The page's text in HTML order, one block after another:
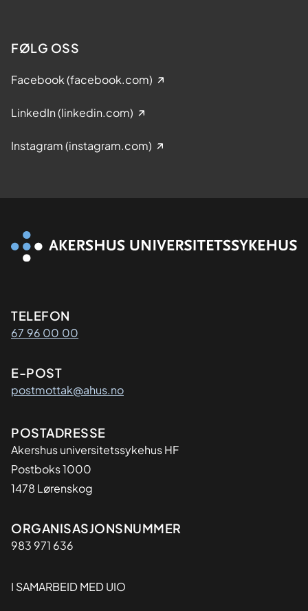
FØLG OSS
Facebook (facebook.com)
LinkedIn (linkedin.com)
Instagram (instagram.com)
Kontaktinformasjon
TELEFON
67 96 00 00
E-POST
postmottak@ahus.no
Adresse
POSTADRESSE
Akershus universitetssykehus HF
Postboks 1000
1478 Lørenskog
Organisasjon
ORGANISASJONSNUMMER
983 971 636
I SAMARBEID MED UIO